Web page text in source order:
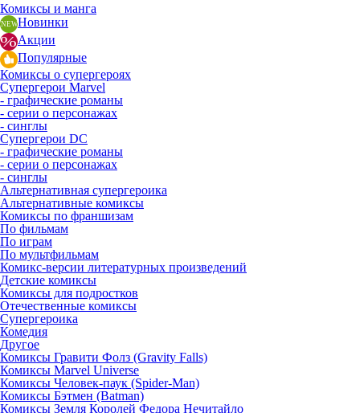
Комиксы и манга
Новинки
Акции
Популярные
Комиксы о супергероях
Супергерои Marvel
- графические романы
- серии о персонажах
- синглы
Супергерои DC
- графические романы
- серии о персонажах
- синглы
Альтернативная супергероика
Альтернативные комиксы
Комиксы по франшизам
По фильмам
По играм
По мультфильмам
Комикс-версии литературных произведений
Детские комиксы
Комиксы для подростков
Отечественные комиксы
Супергероика
Комедия
Другое
Комиксы Гравити Фолз (Gravity Falls)
Комиксы Marvel Universe
Комиксы Человек-паук (Spider-Man)
Комиксы Бэтмен (Batman)
Комиксы Земля Королей Федора Нечитайло